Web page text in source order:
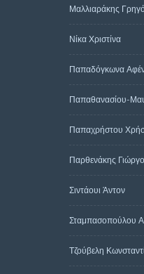
Μαλλιαράκης
Νίκα Χριστίνα
Παπαδόγκωνα
Παπαθανασίου-
Παπαχρήστου
Παρθενάκης
Σιντάουι Άντον
Σταμπασοπούλου
Τζούβελη